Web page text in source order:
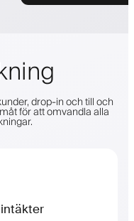
drop-in och till och
för att omvandla alla